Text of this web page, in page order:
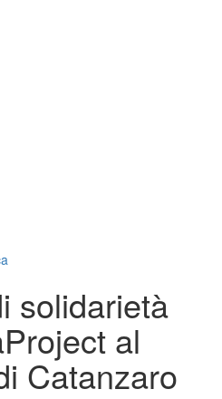
solidarietà
al
Catanzaro